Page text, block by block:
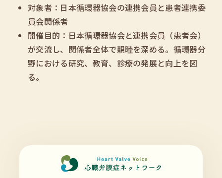
対象者：日本循環器協会の連携会員と患者連携委
員会関係者
開催目的：日本循環器協会と連携会員（患者会）
が交流し、関係者全体で親睦を深める。循環器分
野における研究、教育、診療の発展と向上を図
る。